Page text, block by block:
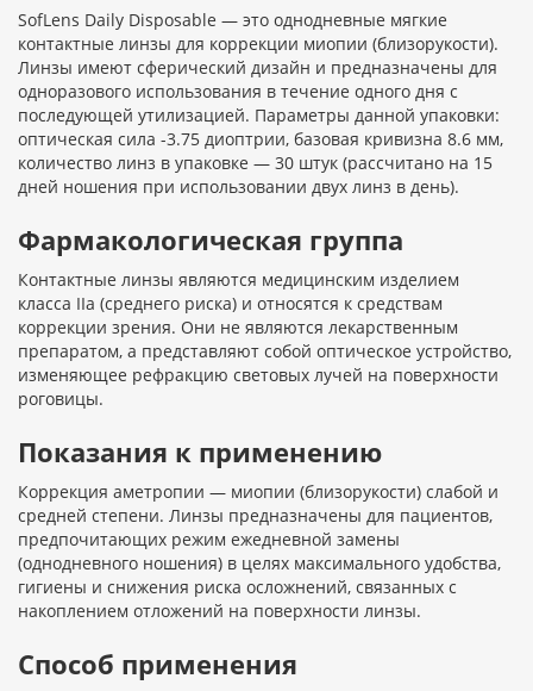
SofLens Daily Disposable — это однодневные мягкие
контактные линзы для коррекции миопии (близорукости).
Линзы имеют сферический дизайн и предназначены для
одноразового использования в течение одного дня с
последующей утилизацией. Параметры данной упаковки:
оптическая сила -3.75 диоптрии, базовая кривизна 8.6 мм,
количество линз в упаковке — 30 штук (рассчитано на 15
дней ношения при использовании двух линз в день).
Фармакологическая группа
Контактные линзы являются медицинским изделием
класса IIa (среднего риска) и относятся к средствам
коррекции зрения. Они не являются лекарственным
препаратом, а представляют собой оптическое устройство,
изменяющее рефракцию световых лучей на поверхности
роговицы.
Показания к применению
Коррекция аметропии — миопии (близорукости) слабой и
средней степени. Линзы предназначены для пациентов,
предпочитающих режим ежедневной замены
(однодневного ношения) в целях максимального удобства,
гигиены и снижения риска осложнений, связанных с
накоплением отложений на поверхности линзы.
Способ применения